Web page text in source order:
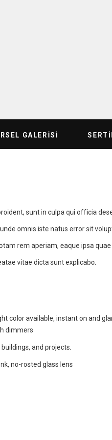
GALERISI
sunt in culpa qui officia
omnis iste natus error sit
rem aperiam, eaque ipsa quae
vitae dicta sunt explicabo.
color available, instant on and
dimmers
and projects.
no-rosted glass lens